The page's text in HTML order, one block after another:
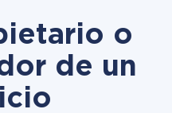
o
de un